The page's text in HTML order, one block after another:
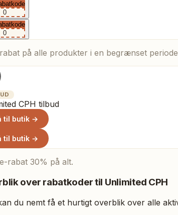
0
0
på alle produkter i en begrænset
CPH tilbud
til butik →
til butik →
rabat 30% på alt.
over rabatkoder til Unlimited CPH
du nemt få et hurtigt overblik over alle